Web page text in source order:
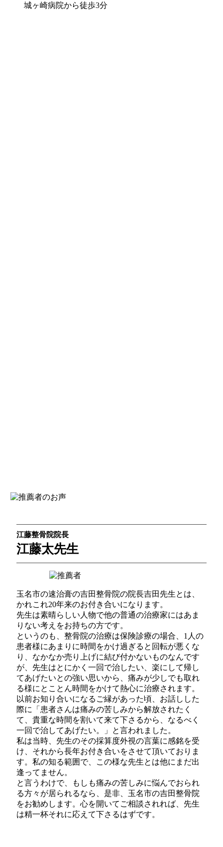
城ヶ崎病院から徒歩3分
江藤整骨院院長
江藤太先生
玉名市の速治膏の吉田整骨院の院長吉田先生とは、
かれこれ20年来のお付き合いになります。
先生は素晴らしい人物で他の普通の治療家にはあま
りない考えをお持ちの方です。
というのも、整骨院の治療は保険診療の場合、1人の
患者様にあまりに時間をかけ過ぎると回転が悪くな
り、なかなか売り上げに結び付かないものなんです
が、先生はとにかく一回で治したい、楽にして帰し
てあげたいとの強い思いから、痛みが少しでも取れ
る様にとことん時間をかけて熱心に治療されます。
以前お知り合いになるご縁があった頃、お話しした
際に「患者さんは痛みの苦しみから解放されたく
て、貴重な時間を割いて来て下さるから、なるべく
一回で治してあげたい。」と言われました。
私は当時、先生のその採算度外視の言葉に感銘を受
け、それから長年お付き合いをさせて頂いておりま
す。私の知る範囲で、この様な先生とは他にまだ出
逢ってません。
と言うわけで、もしも痛みの苦しみに悩んでおられ
る方々が居られるなら、是非、玉名市の吉田整骨院
をお勧めします。心を開いてご相談されれば、先生
は精一杯それに応えて下さるはずです。